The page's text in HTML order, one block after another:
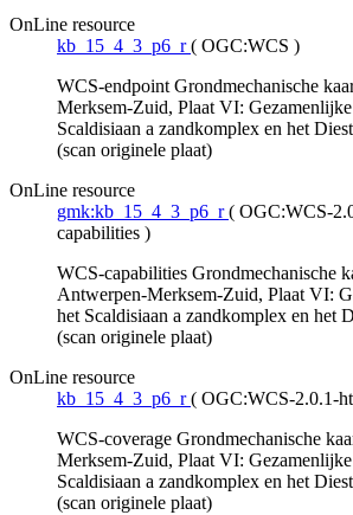
OnLine resource
kb_15_4_3_p6_r ( OGC:WCS )
WCS-endpoint Grondmechanische
Merksem-Zuid, Plaat VI:
Scaldisiaan a zandkomplex en het
(scan originele plaat)
OnLine resource
gmk:kb_15_4_3_p6_r ( OGC:WCS-
capabilities )
WCS-capabilities Grondmechanische
Antwerpen-Merksem-Zuid, Plaat VI:
het Scaldisiaan a zandkomplex en het
(scan originele plaat)
OnLine resource
kb_15_4_3_p6_r ( OGC:WCS-2.0.1-
WCS-coverage Grondmechanische
Merksem-Zuid, Plaat VI:
Scaldisiaan a zandkomplex en het
(scan originele plaat)